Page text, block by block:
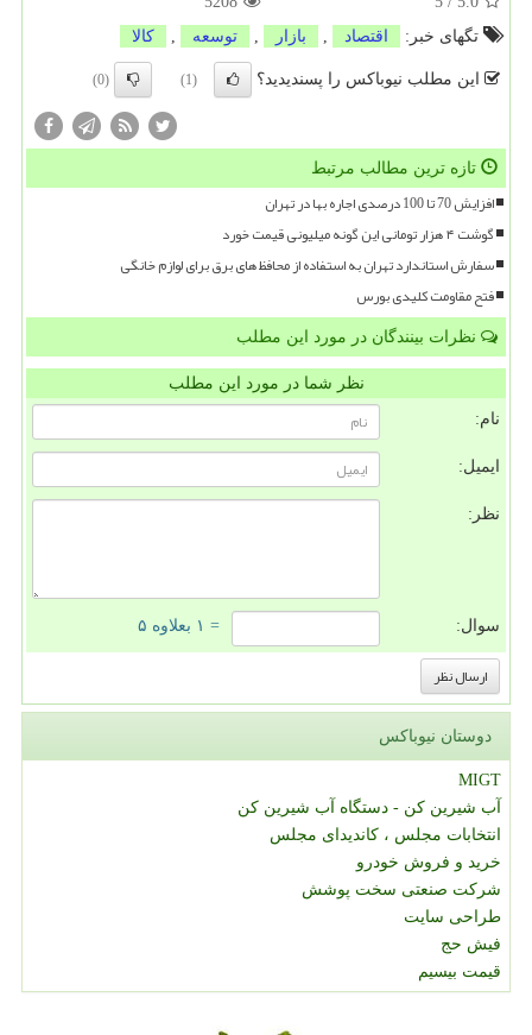
تگهای خبر:
اقتصاد بازار توسعه كالا
این مطلب نیوباکس را پسندیدید؟ (1)
(0)
تازه ترین مطالب مرتبط
افزایش 70 تا 100 درصدی اجاره بها در تهران
گوشت ۴ هزار تومانی این گونه میلیونی قیمت خورد
سفارش استاندارد تهران به استفاده از محافظ های برق برای لوازم خانگی
فتح مقاومت کلیدی بورس
نظرات بینندگان در مورد این مطلب
نظر شما در مورد این مطلب
نام:
ایمیل:
نظر:
سوال: = ۱ بعلاوه ۵
دوستان نیوباکس
MIGT
آب شیرین کن - دستگاه آب شیرین کن
انتخابات مجلس ، کاندیدای مجلس
خرید و فروش خودرو
شرکت صنعتی سخت پوشش
طراحی سایت
فیش حج
قیمت بیسیم